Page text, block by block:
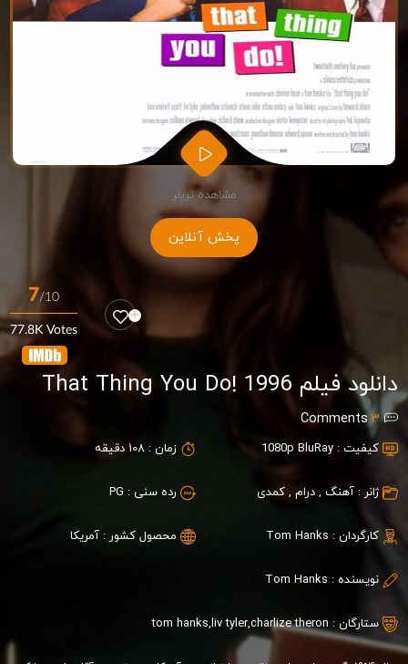
مشاهده تریلر
پخش آنلاین
7/10
77.8K Votes
دانلود فیلم That Thing You Do! 1996
3
Comments
کیفیت : 1080p BluRay زمان : 108 دقیقه
ژانر : آهنگ ,درام ,کمدی رده سنی : PG
کارگردان : Tom Hanks محصول کشور : آمریکا
نویسنده : Tom Hanks
ستارگان : tom hanks,liv tyler,charlize theron